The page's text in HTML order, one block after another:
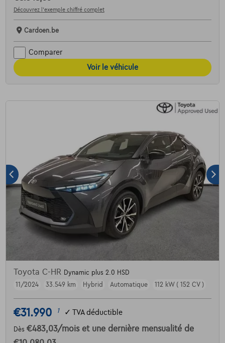
Découvrez l’exemple chiffré complet
Cardoen.be
Comparer
Voir le véhicule
Toyota C-HR Dynamic plus 2.0 HSD
11/2024
33.549 km Hybrid Automatique 112 kW ( 152 CV )
€31.990 1 ✓ TVA déductible
Dès €483,03/mois et une dernière mensualité de